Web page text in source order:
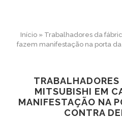
Início» Trabalhadores da
fazem manifestação na porta
TRABALHADORES
MITSUBISHI EM
MANIFESTAÇÃO NA
CONTRA